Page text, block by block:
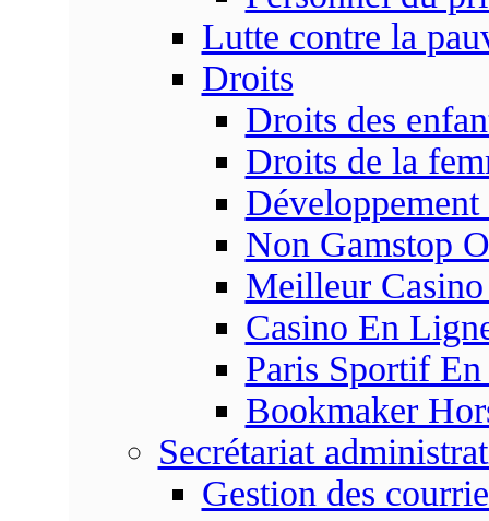
Lutte contre la
Droits
Droits des
Droits de la
Non Gamstop
Meilleur
Casino En
Paris Sportif
Bookmaker
Secrétariat
Gestion des